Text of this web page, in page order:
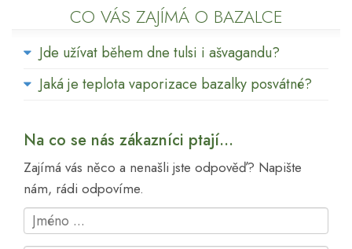
CO VÁS ZAJÍMÁ O BAZALCE
Jde užívat během dne tulsi i ašvagandu?
Jaká je teplota vaporizace bazalky posvátné?
Na co se nás zákazníci ptají...
Zajímá vás něco a nenašli jste odpověď? Napište
nám, rádi odpovíme.